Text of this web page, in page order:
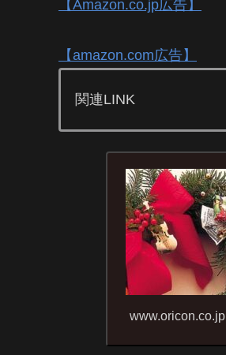
【Amazon.co.jp広告】
【amazon.com広告】
関連LINK
www.oricon.co.jp